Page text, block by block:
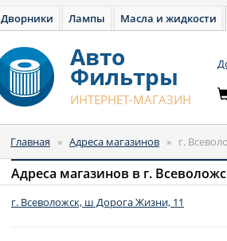
Дворники Лампы Масла и жидкости
Авто
Фильтры
ИНТЕРНЕТ-МАГАЗИН
Главная » Адреса магазинов » г.
Адреса магазинов в г.
г. Всеволожск, ш Дорога Жизни, 11